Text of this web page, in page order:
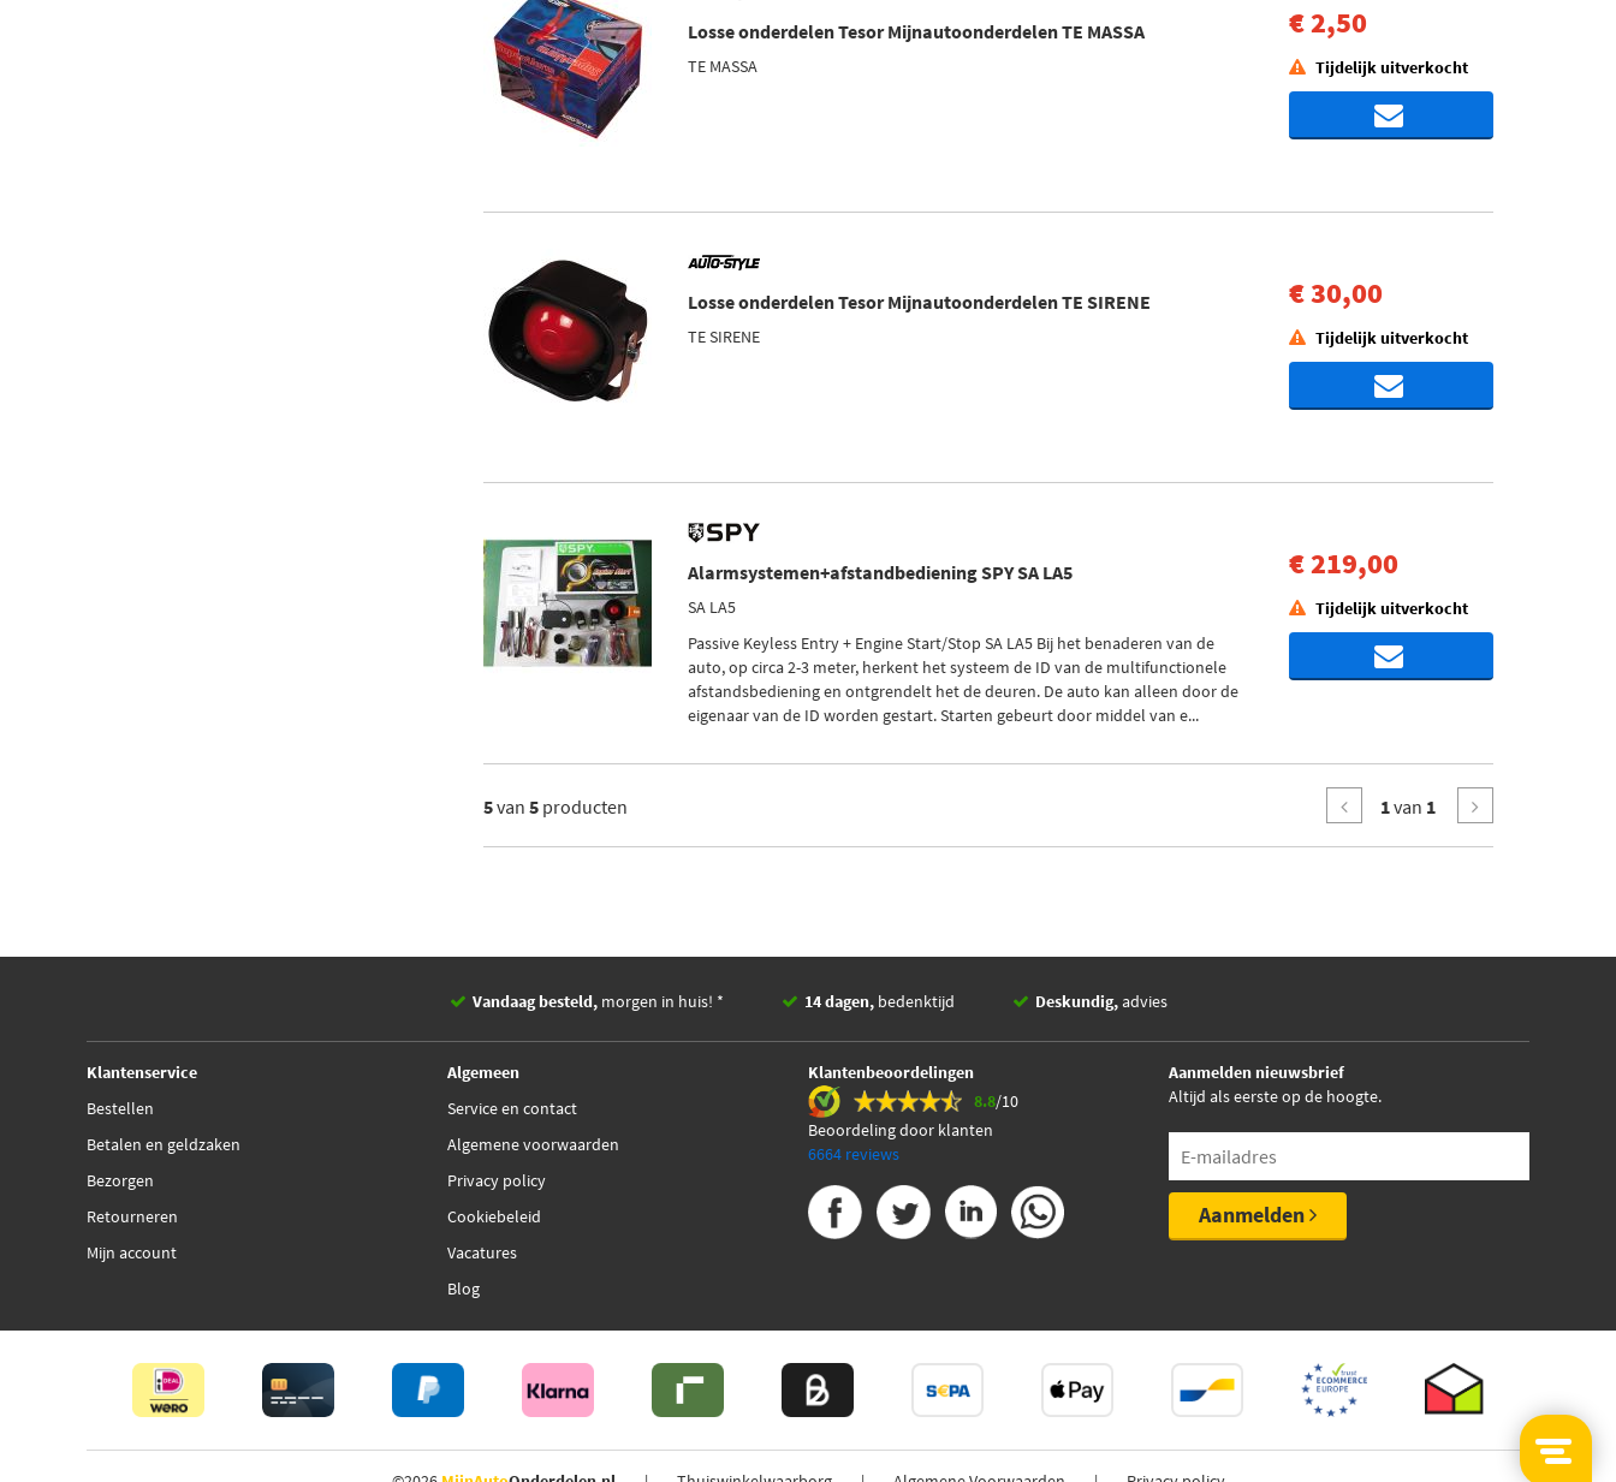
Losse onderdelen Tesor Mijnautoonderdelen TE MASSA
TE MASSA
€ 2,50
Tijdelijk uitverkocht
Losse onderdelen Tesor Mijnautoonderdelen TE SIRENE
TE SIRENE
€ 30,00
Tijdelijk uitverkocht
Alarmsystemen+afstandbediening SPY SA LA5
SA LA5
Passive Keyless Entry + Engine Start/Stop SA LA5 Bij het benaderen van de
auto, op circa 2-3 meter, herkent het systeem de ID van de multifunctionele
afstandsbediening en ontgrendelt het de deuren. De auto kan alleen door de
eigenaar van de ID worden gestart. Starten gebeurt door middel van e...
€ 219,00
Tijdelijk uitverkocht
5van 5 producten 1van 1
Vandaag besteld, morgen in huis! * 14 dagen, bedenktijd Deskundig,advies
Klantenservice
Bestellen
Betalen en geldzaken
Bezorgen
Retourneren
Mijn account
Algemeen
Service en contact
Algemene voorwaarden
Privacy policy
Cookiebeleid
Vacatures
Blog
Klantenbeoordelingen
8.8/10
Beoordeling door klanten
6664 reviews
Aanmelden nieuwsbrief
Altijd als eerste op de hoogte.
Aanmelden